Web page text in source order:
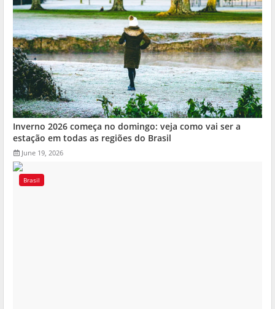
Inverno 2026 começa no domingo: veja como vai ser a
estação em todas as regiões do Brasil
June 19, 2026
Brasil